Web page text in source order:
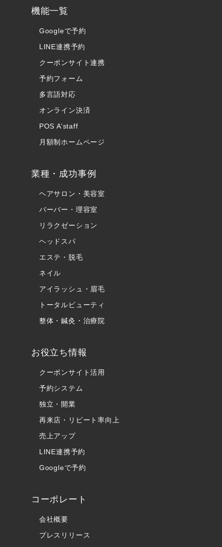
機能一覧
Googleで予約
LINE連携予約
クーポンサイト連携
予約フォーム
多言語対応
オンライン決済
POS A’staff
月額制ホームページ
業種・成功事例
ヘアサロン・美容室
バーバー・理容室
リラクゼーション
ヘッドスパ
エステ・脱毛
ネイル
アイラッシュ・眉毛
トータルビューティ
整体・鍼灸・治療院
お役立ち情報
クーポンサイト活用
予約システム
独立・開業
再来店・リピート率向上
売上アップ
LINE連携予約
Googleで予約
コーポレート
会社概要
プレスリリース